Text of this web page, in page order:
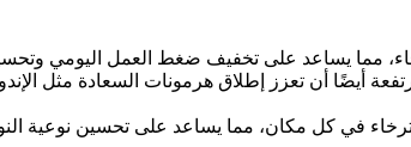
مما يساعد على تخفيف ضغط العمل اليومي
أيضًا أن تعزز إطلاق هرمونات السعادة مثل
في كل مكان، مما يساعد على تحسين نوعية